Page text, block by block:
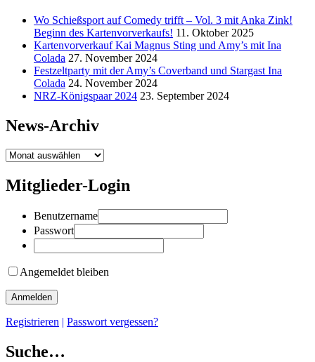
Wo Schießsport auf Comedy trifft – Vol. 3 mit Anka Zink!
Beginn des Kartenvorverkaufs! 11. Oktober 2025
Kartenvorverkauf Kai Magnus Sting und Amy’s mit Ina
Colada 27. November 2024
Festzeltparty mit der Amy’s Coverband und Stargast Ina
Colada 24. November 2024
NRZ-Königspaar 2024 23. September 2024
News-Archiv
News-
Mitglieder-Login
Benutzername
Passwort
Angemeldet bleiben
Registrieren | Passwort vergessen?
Suche…